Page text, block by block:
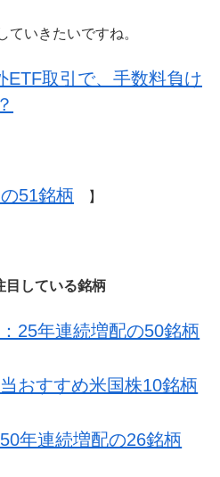
ていきたいですね。
ETF取引で、手数料負け
51銘柄 】
目している銘柄
25年連続増配の50銘柄
おすすめ米国株10銘柄
年連続増配の26銘柄